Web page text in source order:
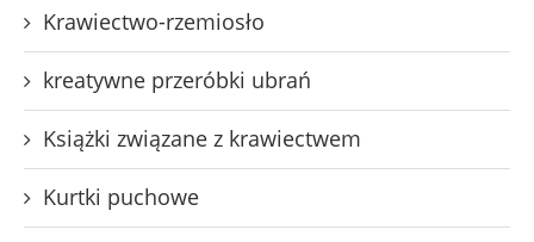
Krawiectwo-rzemiosło
kreatywne przeróbki ubrań
Książki związane z krawiectwem
Kurtki puchowe